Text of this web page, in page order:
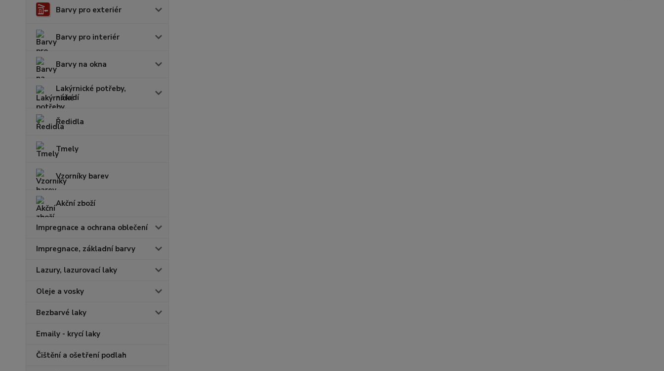
Barvy pro exteriér
Barvy pro interiér
Barvy na okna
Lakýrnické potřeby,
nářadí
Ředidla
Tmely
Vzorníky barev
Akční zboží
Impregnace a ochrana oblečení
Impregnace, základní barvy
Lazury, lazurovací laky
Oleje a vosky
Bezbarvé laky
Emaily - krycí laky
Čištění a ošetření podlah